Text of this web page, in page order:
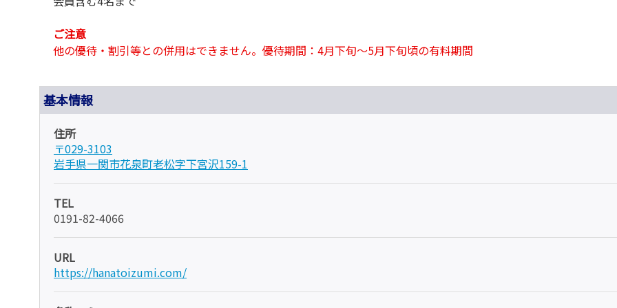
ご注意
他の優待・割引等との併用はできません。優待期間：4月下旬～5月下旬頃の有料期間
基本情報
住所
〒029-3103
岩手県一関市花泉町老松字下宮沢159-1
TEL
0191-82-4066
URL
https://hanatoizumi.com/